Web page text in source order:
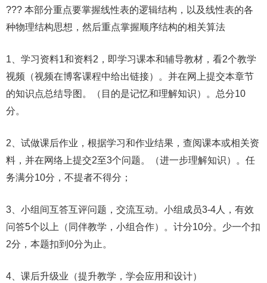
??? 本部分重点要掌握线性表的逻辑结构，以及线性表的各
种物理结构思想，然后重点掌握顺序结构的相关算法
1、学习资料1和资料2，即学习课本和辅导教材，看2个教学
视频（视频在博客课程中给出链接）。并在网上提交本章节
的知识点总结导图。（目的是记忆和理解知识）。总分10
分。
2、试做课后作业，根据学习和作业结果，查阅课本或相关资
料，并在网络上提交2至3个问题。（进一步理解知识）。任
务满分10分，不提者不得分；
3、小组间互答互评问题，交流互动。小组成员3-4人，有效
问答5个以上（同伴教学，小组合作）。计分10分。少一个扣
2分，本题扣到0分为止。
4、课后升级业（提升教学，学会应用和设计）